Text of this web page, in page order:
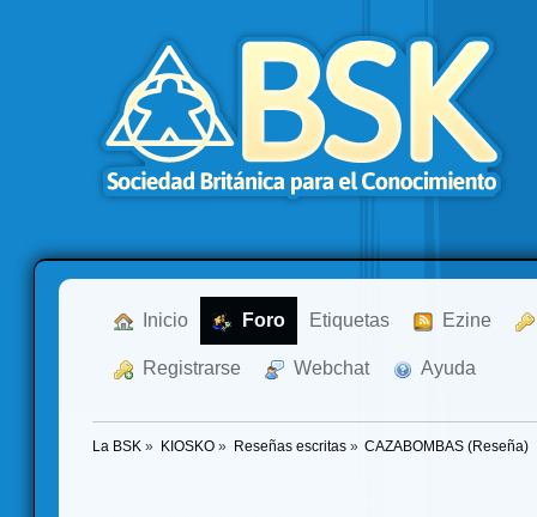
Inicio Foro Etiquetas Ezine
Registrarse Webchat Ayuda
La BSK » KIOSKO» Reseñas escritas» CAZABOMBAS (Reseña)